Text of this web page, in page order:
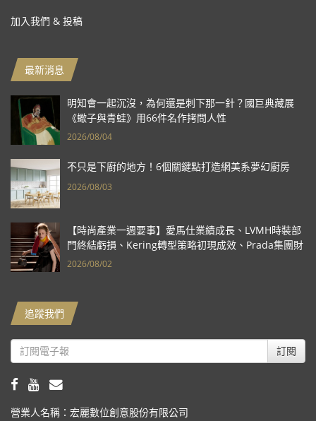
加入我們 & 投稿
最新消息
明知會一起沉沒，為何還是刺下那一針？國巨典藏展
《蠍子與青蛙》用66件名作拷問人性
2026/08/04
不只是下廚的地方！6個關鍵點打造網美系夢幻廚房
2026/08/03
【時尚產業一週要事】愛馬仕業績成長、LVMH時裝部
門終結虧損、Kering轉型策略初現成效、Prada集團財
報亮眼
2026/08/02
追蹤我們
訂閱
營業人名稱：宏麗數位創意股份有限公司